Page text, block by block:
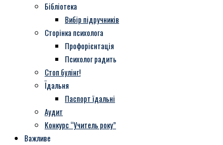
Бібліотека
Вибір підручників
Сторінка психолога
Профорієнтація
Психолог радить
Стоп булінг!
Їдальня
Паспорт їдальні
Аудит
Конкурс “Учитель року”
Важливе